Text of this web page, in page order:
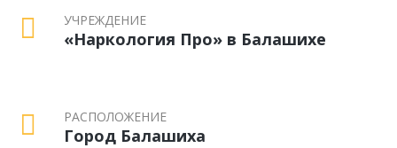
УЧРЕЖДЕНИЕ
«Наркология Про» в Балашихе
РАСПОЛОЖЕНИЕ
Город Балашиха